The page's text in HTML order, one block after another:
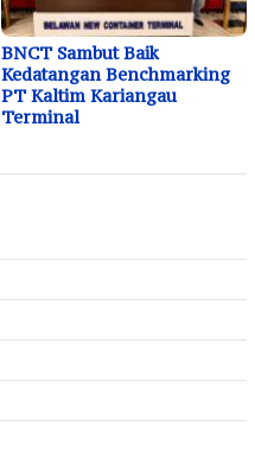
BNCT Sambut Baik
Kedatangan Benchmarking
PT Kaltim Kariangau
Terminal